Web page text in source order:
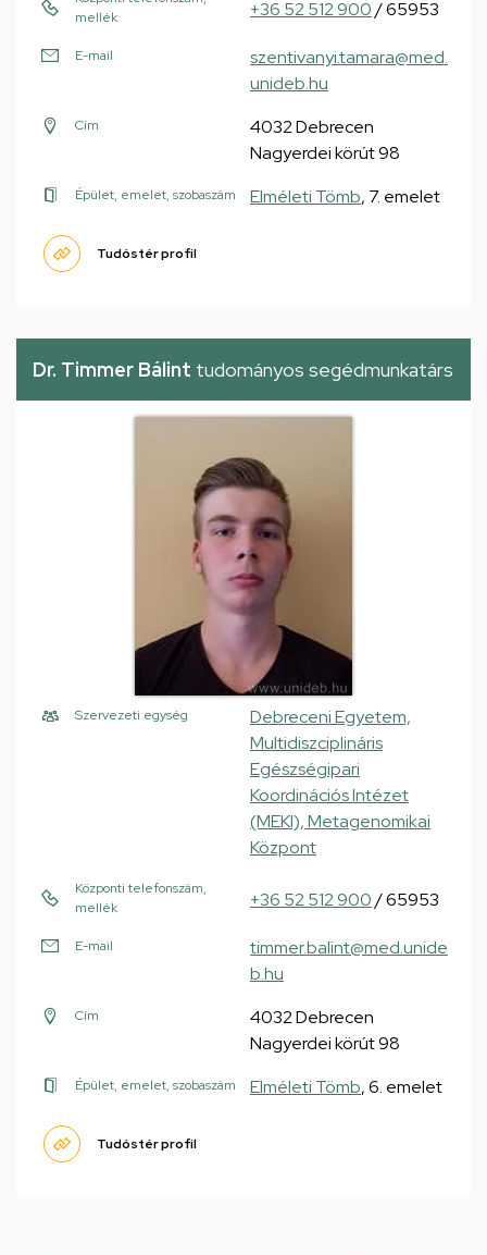
mellék
+36 52 512 900/ 65953
E-mail
szentivanyi.tamara@med.
unideb.hu
Cím
4032 Debrecen
Nagyerdei körút 98
Épület, emelet, szobaszám Elméleti Tömb, 7. emelet
Tudóstér profil
Dr. Timmer Bálint tudományos segédmunkatárs
Szervezeti egység
Debreceni Egyetem,
Multidiszciplináris
Egészségipari
Koordinációs Intézet
(MEKI), Metagenomikai
Központ
Központi telefonszám,
mellék
+36 52 512 900/ 65953
E-mail
timmer.balint@med.unide
b.hu
Cím
4032 Debrecen
Nagyerdei körút 98
Épület, emelet, szobaszám Elméleti Tömb, 6. emelet
Tudóstér profil